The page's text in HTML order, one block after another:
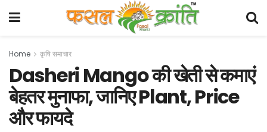
Home कृषि समाचार
Dasheri Mango की खेती से कमाएं
बेहतर मुनाफा, जानिए Plant, Price
और फायदे